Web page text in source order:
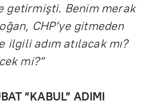
getirmişti. Benim merak
CHP’ye gitmeden
adım atılacak mı?
mi?”
“KABUL” ADIMI